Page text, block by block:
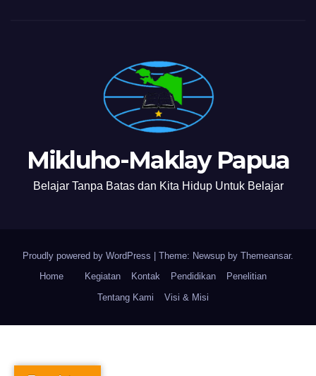
Mikluho-Maklay Papua
Belajar Tanpa Batas dan Kita Hidup Untuk Belajar
Proudly powered by WordPress Theme: Newsup by Themeansar.
Home
Kegiatan Kontak Pendidikan
Penelitian
Tentang Kami
Visi & Misi